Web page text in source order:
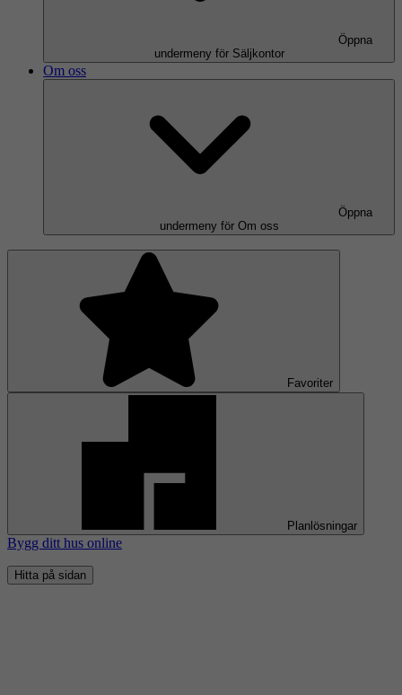
Öppna
undermeny för Säljkontor
Om oss
Öppna
undermeny för Om oss
Favoriter
Planlösningar
Bygg ditt hus online
Hitta på sidan